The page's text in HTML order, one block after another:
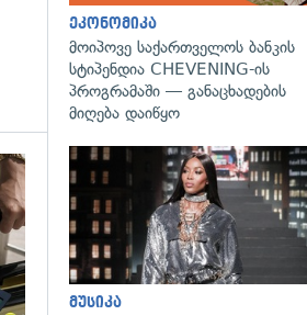
ეკონომიკა
მოიპოვე საქართველოს ბანკის
სტიპენდია CHEVENING-ის
პროგრამაში — განაცხადების
მიღება დაიწყო
მუსიკა